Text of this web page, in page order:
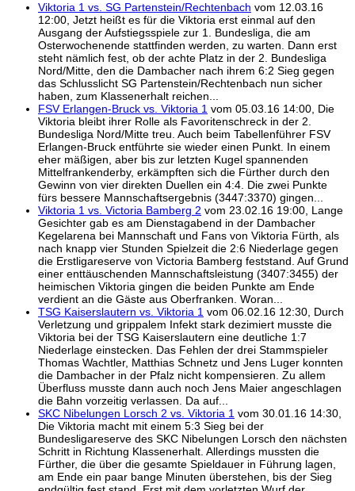
Viktoria 1 vs. SG Partenstein/Rechtenbach vom 12.03.16
12:00, Jetzt heißt es für die Viktoria erst einmal auf den
Ausgang der Aufstiegsspiele zur 1. Bundesliga, die am
Osterwochenende stattfinden werden, zu warten. Dann erst
steht nämlich fest, ob der achte Platz in der 2. Bundesliga
Nord/Mitte, den die Dambacher nach ihrem 6:2 Sieg gegen
das Schlusslicht SG Partenstein/Rechtenbach nun sicher
haben, zum Klassenerhalt reichen...
FSV Erlangen-Bruck vs. Viktoria 1 vom 05.03.16 14:00, Die
Viktoria bleibt ihrer Rolle als Favoritenschreck in der 2.
Bundesliga Nord/Mitte treu. Auch beim Tabellenführer FSV
Erlangen-Bruck entführte sie wieder einen Punkt. In einem
eher mäßigen, aber bis zur letzten Kugel spannenden
Mittelfrankenderby, erkämpften sich die Fürther durch den
Gewinn von vier direkten Duellen ein 4:4. Die zwei Punkte
fürs bessere Mannschaftsergebnis (3447:3370) gingen...
Viktoria 1 vs. Victoria Bamberg 2 vom 23.02.16 19:00, Lange
Gesichter gab es am Dienstagabend in der Dambacher
Kegelarena bei Mannschaft und Fans von Viktoria Fürth, als
nach knapp vier Stunden Spielzeit die 2:6 Niederlage gegen
die Erstligareserve von Victoria Bamberg feststand. Auf Grund
einer enttäuschenden Mannschaftsleistung (3407:3455) der
heimischen Viktoria gingen die beiden Punkte am Ende
verdient an die Gäste aus Oberfranken. Woran...
TSG Kaiserslautern vs. Viktoria 1 vom 06.02.16 12:30, Durch
Verletzung und grippalem Infekt stark dezimiert musste die
Viktoria bei der TSG Kaiserslautern eine deutliche 1:7
Niederlage einstecken. Das Fehlen der drei Stammspieler
Thomas Wachtler, Matthias Schnetz und Jens Luger konnten
die Dambacher in der Pfalz nicht kompensieren. Zu allem
Überfluss musste dann auch noch Jens Maier angeschlagen
die Bahn vorzeitig verlassen. Da auf...
SKC Nibelungen Lorsch 2 vs. Viktoria 1 vom 30.01.16 14:30,
Die Viktoria macht mit einem 5:3 Sieg bei der
Bundesligareserve des SKC Nibelungen Lorsch den nächsten
Schritt in Richtung Klassenerhalt. Allerdings mussten die
Fürther, die über die gesamte Spieldauer in Führung lagen,
am Ende ein paar bange Minuten überstehen, bis der Sieg